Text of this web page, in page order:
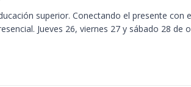
superior. Conectando el presente con
Jueves 26, viernes 27 y sábado 28 de